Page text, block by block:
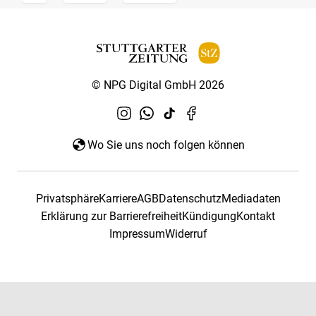
© NPG Digital GmbH 2026
Wo Sie uns noch folgen können
PrivatsphäreKarriereAGBDatenschutzMediadaten
Erklärung zur BarrierefreiheitKündigungKontakt
ImpressumWiderruf